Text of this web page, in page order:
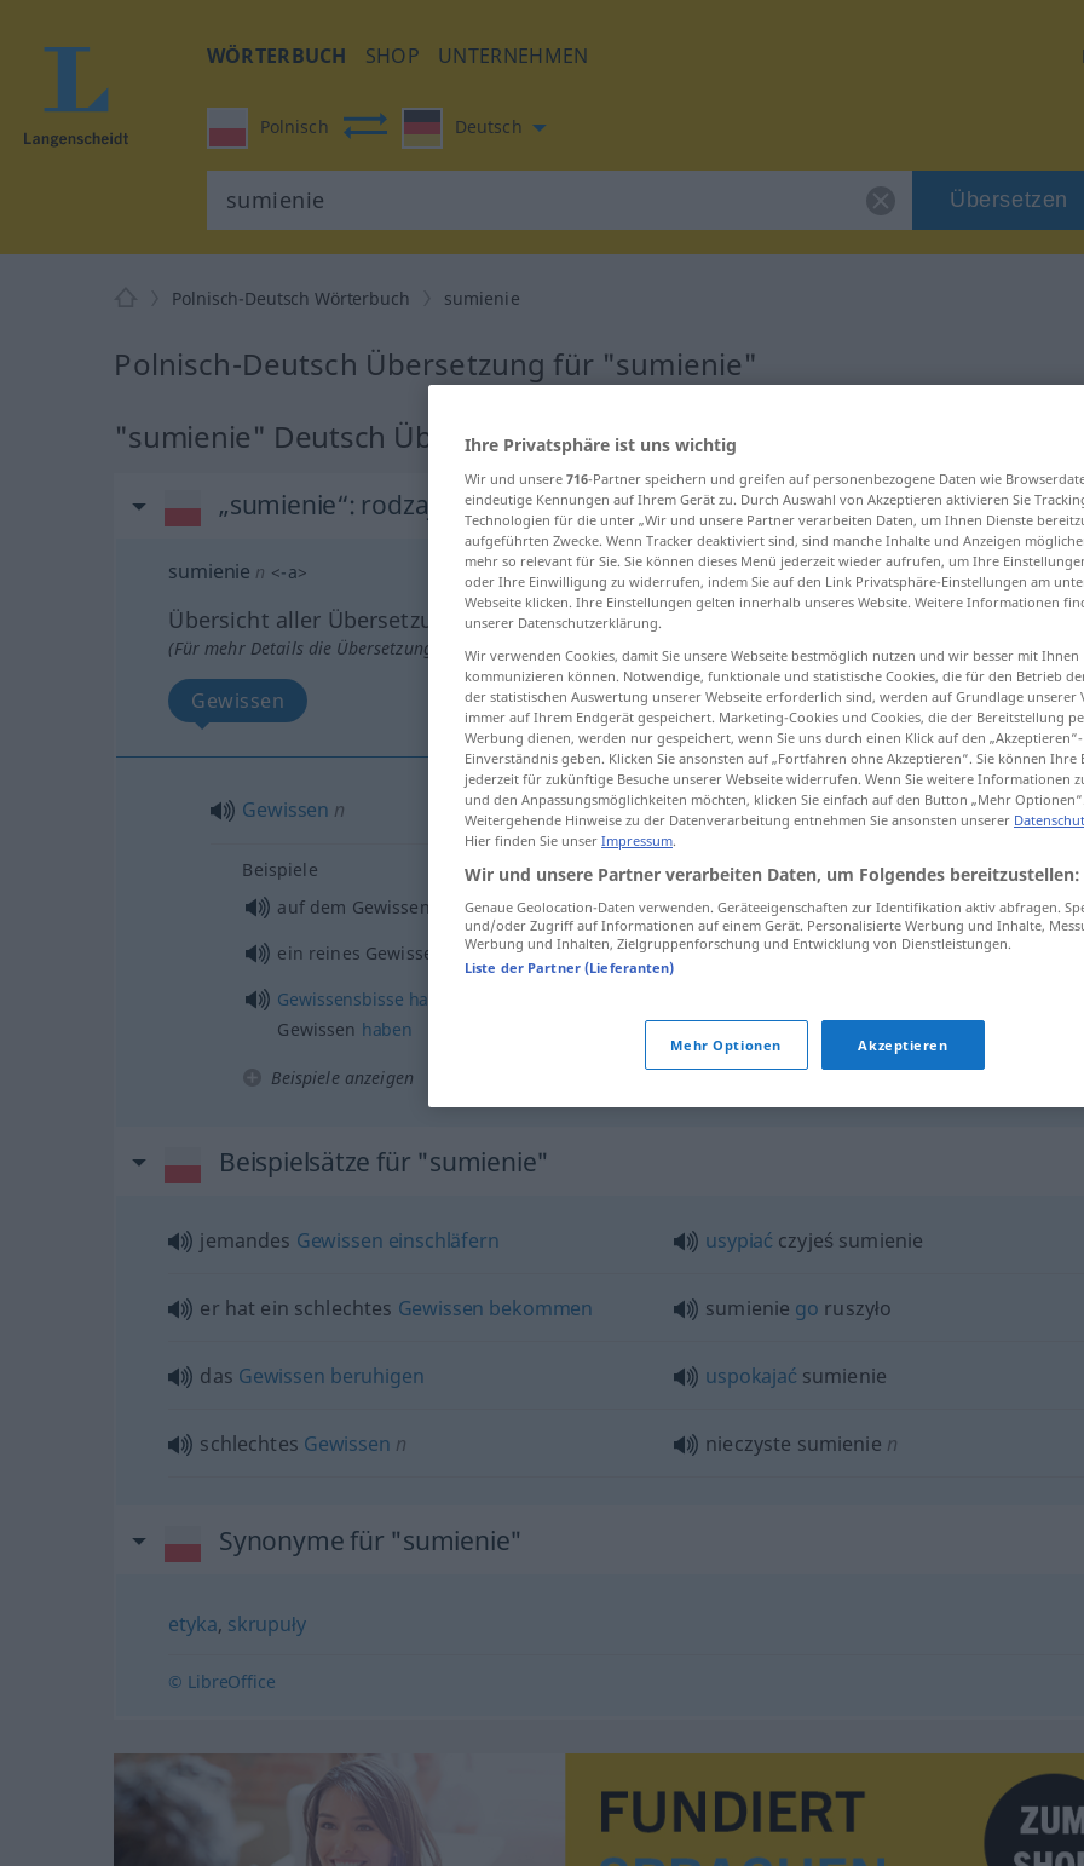
WÖRTERBUCH SHOP UNTERNEHMEN
Polnisch Deutsch
Übersetzen
Polnisch-Deutsch Wörterbuch sumienie
Polnisch-Deutsch Übersetzung für "sumienie"
"sumienie" Deutsch Übersetzung
„sumienie“: rodzaj nijaki
sumienie n <-a>
Übersicht aller Übersetzungen
(Für mehr Details die Übersetzung anklicken/antippen)
Gewissen
Gewissen n sumienie
Beispiele
auf dem Gewissen
haben mieć nasumieniu
ein reines Gewissen
haben miećczyste sumienie
Gewissensbisse haben
Gewissen haben
Beispiele anzeigen
Beispielsätze für "sumienie"
jemandes Gewissen einschläfern usypiać czyjeś sumienie
er hat ein schlechtes Gewissen bekommen sumienie go ruszyło
das Gewissen beruhigen uspokajać sumienie
schlechtes Gewissen n nieczyste sumienie n
Synonyme für "sumienie"
etyka, skrupuły
© LibreOffice
Ihre Privatsphäre ist uns wichtig
Wir und unsere 716-Partner speichern und greifen auf personenbezogene Daten wie
eindeutige Kennungen auf Ihrem Gerät zu. Durch Auswahl von Akzeptieren aktivieren Sie
Technologien für die unter „Wir und unsere Partner verarbeiten Daten, um Ihnen Dienste
aufgeführten Zwecke. Wenn Tracker deaktiviert sind, sind manche Inhalte und Anzeigen
mehr so relevant für Sie. Sie können dieses Menü jederzeit wieder aufrufen, um Ihre
oder Ihre Einwilligung zu widerrufen, indem Sie auf den Link Privatsphäre-Einstellungen am
Webseite klicken. Ihre Einstellungen gelten innerhalb unseres Website. Weitere Informationen
unserer Datenschutzerklärung.
Wir verwenden Cookies, damit Sie unsere Webseite bestmöglich nutzen und wir besser mit Ihnen
kommunizieren können. Notwendige, funktionale und statistische Cookies, die für den Betrieb
der statistischen Auswertung unserer Webseite erforderlich sind, werden auf Grundlage unserer
immer auf Ihrem Endgerät gespeichert. Marketing-Cookies und Cookies, die der Bereitstellung
Werbung dienen, werden nur gespeichert, wenn Sie uns durch einen Klick auf den
Einverständnis geben. Klicken Sie ansonsten auf „Fortfahren ohne Akzeptieren“. Sie können Ihre
jederzeit für zukünftige Besuche unserer Webseite widerrufen. Wenn Sie weitere Informationen
und den Anpassungsmöglichkeiten möchten, klicken Sie einfach auf den Button „Mehr Optionen“.
Weitergehende Hinweise zu der Datenverarbeitung entnehmen Sie ansonsten unserer
Hier finden Sie unser Impressum.
Wir und unsere Partner verarbeiten Daten, um Folgendes bereitzustellen:
Genaue Geolocation-Daten verwenden. Geräteeigenschaften zur Identifikation aktiv abfragen.
und/oder Zugriff auf Informationen auf einem Gerät. Personalisierte Werbung und Inhalte,
Werbung und Inhalten, Zielgruppenforschung und Entwicklung von Dienstleistungen.
Liste der Partner (Lieferanten)
Mehr Optionen Akzeptieren